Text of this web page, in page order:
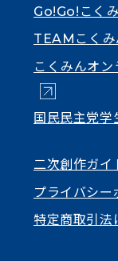
Go!Go!こく
TEAMこくみ
こくみんオン
国民民主党学
二次創作ガイ
プライバシー
特定商取引法